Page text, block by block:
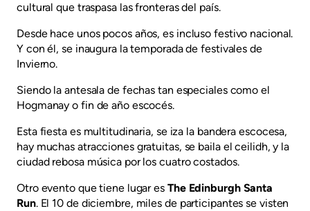
cultural que traspasa las fronteras del país.
Desde hace unos pocos años, es incluso festivo nacional.
Y con él, se inaugura la temporada de festivales de
Invierno.
Siendo la antesala de fechas tan especiales como el
Hogmanay o fin de año escocés.
Esta fiesta es multitudinaria, se iza la bandera escocesa,
hay muchas atracciones gratuitas, se baila el ceilidh, y la
ciudad rebosa música por los cuatro costados.
Otro evento que tiene lugar es The Edinburgh Santa
Run. El 10 de diciembre, miles de participantes se visten